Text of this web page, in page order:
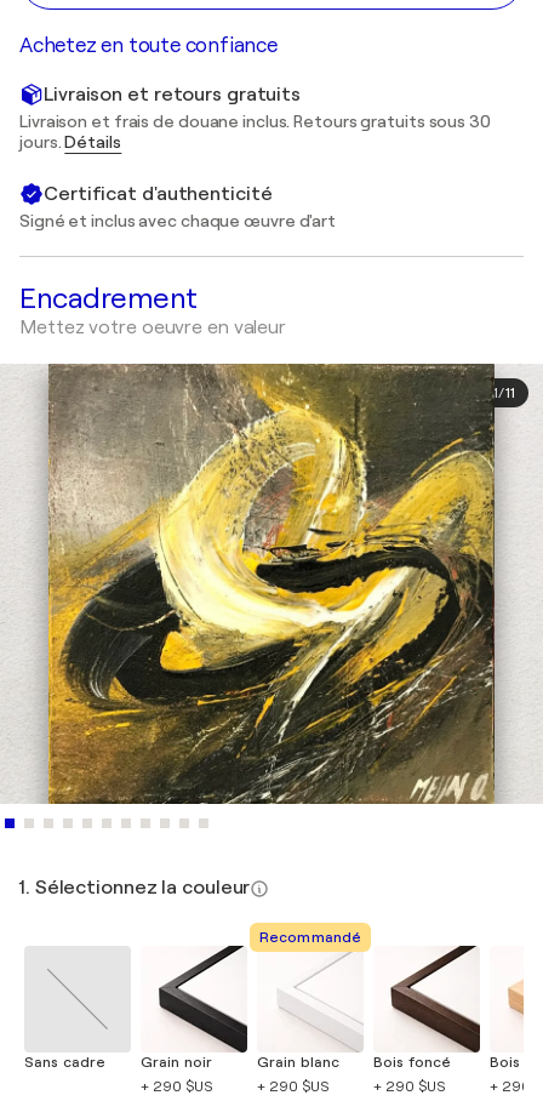
Achetez en toute confiance
Livraison et retours gratuits
Livraison et frais de douane inclus. Retours gratuits sous 30
jours.Détails
Certificat d'authenticité
Signé et inclus avec chaque œuvre d'art
Encadrement
Mettez votre oeuvre en valeur
1/11
1. Sélectionnez la couleur
Sans cadre
Grain noir
+ 290 $US
Recommandé
Grain blanc
+ 290 $US
Bois foncé
+ 290 $US
Bois
+ 290